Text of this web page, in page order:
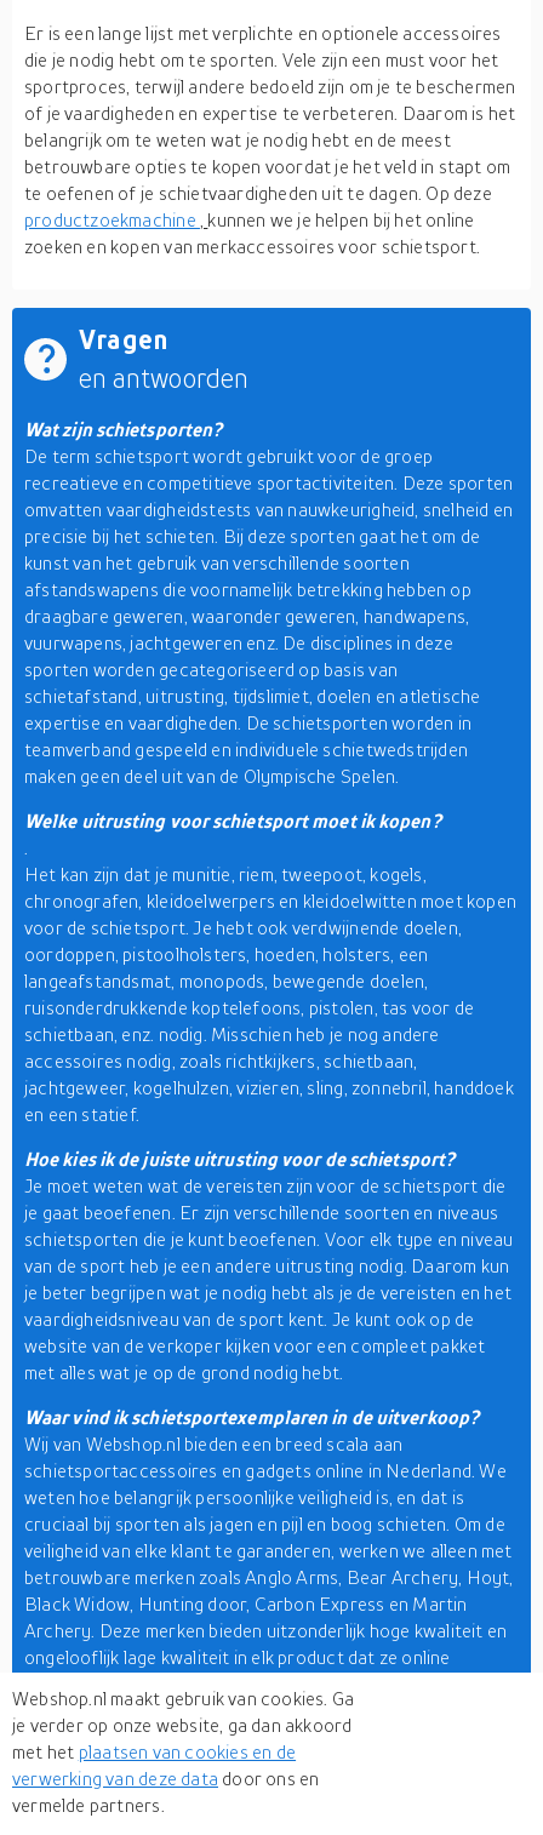
Er is een lange lijst met verplichte en optionele accessoires
die je nodig hebt om te sporten. Vele zijn een must voor het
sportproces, terwijl andere bedoeld zijn om je te beschermen
of je vaardigheden en expertise te verbeteren. Daarom is het
belangrijk om te weten wat je nodig hebt en de meest
betrouwbare opties te kopen voordat je het veld in stapt om
te oefenen of je schietvaardigheden uit te dagen. Op deze
productzoekmachine
kunnen we je helpen bij het online
zoeken en kopen van merkaccessoires voor schietsport.
Vragen
en antwoorden
Wat zijn schietsporten?
De term schietsport wordt gebruikt voor de groep
recreatieve en competitieve sportactiviteiten. Deze sporten
omvatten vaardigheidstests van nauwkeurigheid, snelheid en
precisie bij het schieten. Bij deze sporten gaat het om de
kunst van het gebruik van verschillende soorten
afstandswapens die voornamelijk betrekking hebben op
draagbare geweren, waaronder geweren, handwapens,
vuurwapens, jachtgeweren enz. De disciplines in deze
sporten worden gecategoriseerd op basis van
schietafstand, uitrusting, tijdslimiet, doelen en atletische
expertise en vaardigheden. De schietsporten worden in
teamverband gespeeld en individuele schietwedstrijden
maken geen deel uit van de Olympische Spelen.
Welke uitrusting voor schietsport moet ik kopen?
Het kan zijn dat je munitie, riem, tweepoot, kogels,
chronografen, kleidoelwerpers en kleidoelwitten moet kopen
voor de schietsport. Je hebt ook verdwijnende doelen,
oordoppen, pistoolholsters, hoeden, holsters, een
langeafstandsmat, monopods, bewegende doelen,
ruisonderdrukkende koptelefoons, pistolen, tas voor de
schietbaan, enz. nodig. Misschien heb je nog andere
accessoires nodig, zoals richtkijkers, schietbaan,
jachtgeweer, kogelhulzen, vizieren, sling, zonnebril, handdoek
en een statief.
Hoe kies ik de juiste uitrusting voor de schietsport?
Je moet weten wat de vereisten zijn voor de schietsport die
je gaat beoefenen. Er zijn verschillende soorten en niveaus
schietsporten die je kunt beoefenen. Voor elk type en niveau
van de sport heb je een andere uitrusting nodig. Daarom kun
je beter begrijpen wat je nodig hebt als je de vereisten en het
vaardigheidsniveau van de sport kent. Je kunt ook op de
website van de verkoper kijken voor een compleet pakket
met alles wat je op de grond nodig hebt.
Waar vind ik schietsportexemplaren in de uitverkoop?
Wij van Webshop.nl bieden een breed scala aan
schietsportaccessoires en gadgets online in Nederland. We
weten hoe belangrijk persoonlijke veiligheid is, en dat is
cruciaal bij sporten als jagen en pijl en boog schieten. Om de
veiligheid van elke klant te garanderen, werken we alleen met
betrouwbare merken zoals Anglo Arms, Bear Archery, Hoyt,
Black Widow, Hunting door, Carbon Express en Martin
Archery. Deze merken bieden uitzonderlijk hoge kwaliteit en
ongelooflijk lage kwaliteit in elk product dat ze online
katapulten voor de jacht en goedkope schietsporten te
zoeken, te vergelijken en te kopen.
Wij van Webshop.nl bieden u gemakkelijke koopvoordelen,
van accessoires voor wapenverzorging en -reiniging tot
Webshop.nl maakt gebruik van cookies. Ga
je verder op onze website, ga dan akkoord
met het plaatsen van cookies en de
verwerking van deze data door ons en
vermelde partners.